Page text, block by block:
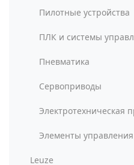
Пилотные устройства
ПЛК и системы
Пневматика
Сервоприводы
Электротехническая
Элементы
Leuze